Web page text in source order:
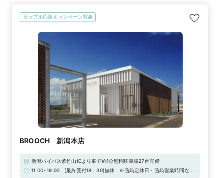
カップル応援キャンペーン対象
BROOCH 新潟本店
新潟バイパス紫竹山ICより車で約1分無料駐車場27台完備
11:00~19:00 (最終受付18：30)無休 ※臨時定休日・臨時営業時間など